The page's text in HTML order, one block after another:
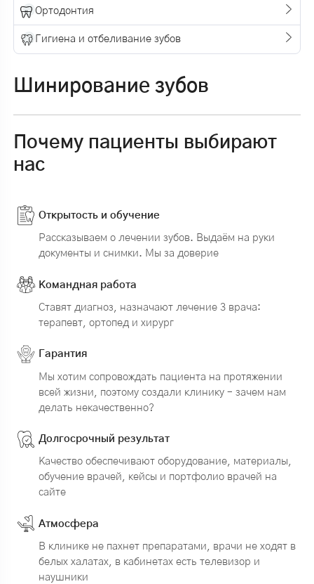
Ортодонтия
Гигиена и отбеливание зубов
Шинирование зубов
Почему пациенты выбирают
нас
Открытость и обучение
Рассказываем о лечении зубов. Выдаём на руки
документы и снимки. Мы за доверие
Командная работа
Ставят диагноз, назначают лечение 3 врача:
терапевт, ортопед и хирург
Гарантия
Мы хотим сопровождать пациента на протяжении
всей жизни, поэтому создали клинику – зачем нам
делать некачественно?
Долгосрочный результат
Качество обеспечивают оборудование, материалы,
обучение врачей, кейсы и портфолио врачей на
сайте
Атмосфера
В клинике не пахнет препаратами, врачи не ходят в
белых халатах, в кабинетах есть телевизор и
наушники